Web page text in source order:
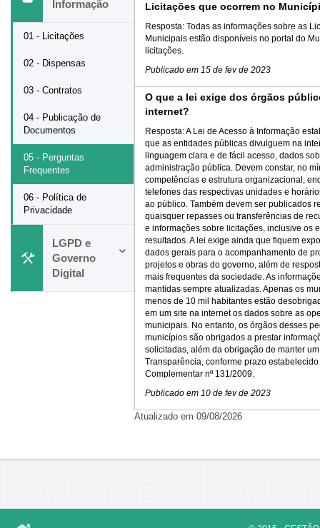
Informação
01 - Licitações
02 - Dispensas
03 - Contratos
04 - Publicação de
Documentos
05 - Perguntas
Frequentes
06 - Política de
Privacidade
LGPD e
Governo
Digital
Licitações que ocorrem no
Resposta: Todas as informações sobre as
Municipais estão disponíveis no portal do
licitações.
Publicado em 15 de fev de 2023
O que a lei exige dos órgãos
internet?
Resposta:A Lei de Acesso à Informação
que as entidades públicas divulguem na
linguagem clara e de fácil acesso, dados
administração pública. Devem constar, no
competências e estrutura organizacional,
telefones das respectivas unidades e
ao público. Também devem ser publicados
quaisquer repasses ou transferências de
e informações sobre licitações, inclusive os
resultados. A lei exige ainda que fiquem
dados gerais para o acompanhamento de
projetos e obras do governo, além de
mais frequentes da sociedade. As
mantidas sempre atualizadas. Apenas os
menos de 10 mil habitantes estão
em um site na internet os dados sobre as
municipais. No entanto, os órgãos desses
municípios são obrigados a prestar
solicitadas, além da obrigação de manter
Transparência, conforme prazo
Complementar nº 131/2009.
Publicado em 10 de fev de 2023
Atualizado em 09/08/2026